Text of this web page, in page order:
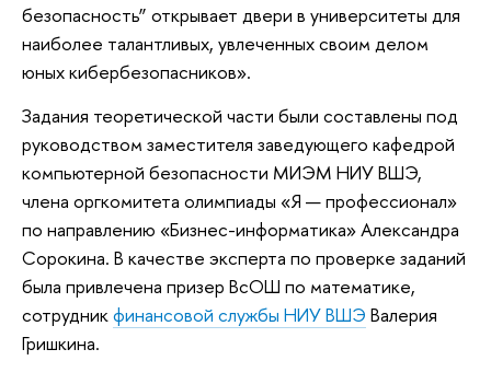
безопасность” открывает двери в университеты для
наиболее талантливых, увлеченных своим делом
юных кибербезопасников».
Задания теоретической части были составлены под
руководством заместителя заведующего кафедрой
компьютерной безопасности МИЭМ НИУ ВШЭ,
члена оргкомитета олимпиады «Я — профессионал»
по направлению «Бизнес-информатика» Александра
Сорокина. В качестве эксперта по проверке заданий
была привлечена призер ВсОШ по математике,
сотрудникфинансовой службы НИУ ВШЭ Валерия
Гришкина.